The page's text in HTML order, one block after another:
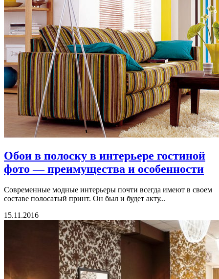
Обои в полоску в интерьере гостиной
фото — преимущества и особенности
Современные модные интерьеры почти всегда имеют в своем
составе полосатый принт. Он был и будет акту...
15.11.2016